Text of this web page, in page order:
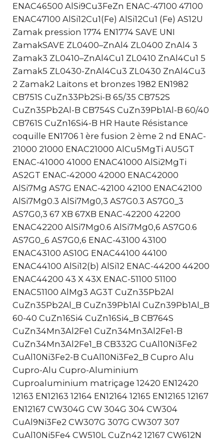
ENAC46500 AlSi9Cu3FeZn ENAC-47100 47100
ENAC47100 AlSi12Cu1(Fe) AlSi12Cu1 (Fe) AS12U
Zamak pression 1774 EN1774 SAVE UNI
ZamakSAVE ZL0400–ZnAl4 ZL0400 ZnAl4 3
Zamak3 ZL0410–ZnAl4Cu1 ZL0410 ZnAl4Cu1 5
Zamak5 ZL0430-ZnAl4Cu3 ZL0430 ZnAl4Cu3
2 Zamak2 Laitons et bronzes 1982 EN1982
CB751S CuZn33Pb2Si-B 65/35 CB752S
CuZn35Pb2Al-B CB754S CuZn39Pb1Al-B 60/40
CB761S CuZn16Si4-B HR Haute Résistance
coquille EN1706 1 ère fusion 2 ème 2 nd ENAC-
21000 21000 ENAC21000 AlCu5MgTi AU5GT
ENAC-41000 41000 ENAC41000 AlSi2MgTi
AS2GT ENAC-42000 42000 ENAC42000
AlSi7Mg AS7G ENAC-42100 42100 ENAC42100
AlSi7Mg0.3 AlSi7Mg0,3 AS7G0.3 AS7G0_3
AS7G0,3 67 XB 67XB ENAC-42200 42200
ENAC42200 AlSi7Mg0.6 AlSi7Mg0,6 AS7G0.6
AS7G0_6 AS7G0,6 ENAC-43100 43100
ENAC43100 AS10G ENAC44100 44100
ENAC44100 AlSi12(b) AlSi12 ENAC-44200 44200
ENAC44200 43 X 43X ENAC-51100 51100
ENAC51100 AlMg3 AG3T CuZn35Pb2Al
CuZn35Pb2Al_B CuZn39Pb1Al CuZn39Pb1Al_B
60-40 CuZn16Si4 CuZn16Si4_B CB764S
CuZn34Mn3Al2Fe1 CuZn34Mn3Al2Fe1-B
CuZn34Mn3Al2Fe1_B CB332G CuAl10Ni3Fe2
CuAl10Ni3Fe2-B CuAl10Ni3Fe2_B Cupro Alu
Cupro-Alu Cupro-Aluminium
Cuproaluminium matriçage 12420 EN12420
12163 EN12163 12164 EN12164 12165 EN12165 12167
EN12167 CW304G CW 304G 304 CW304
CuAl9Ni3Fe2 CW307G 307G CW307 307
CuAl10Ni5Fe4 CW510L CuZn42 12167 CW612N